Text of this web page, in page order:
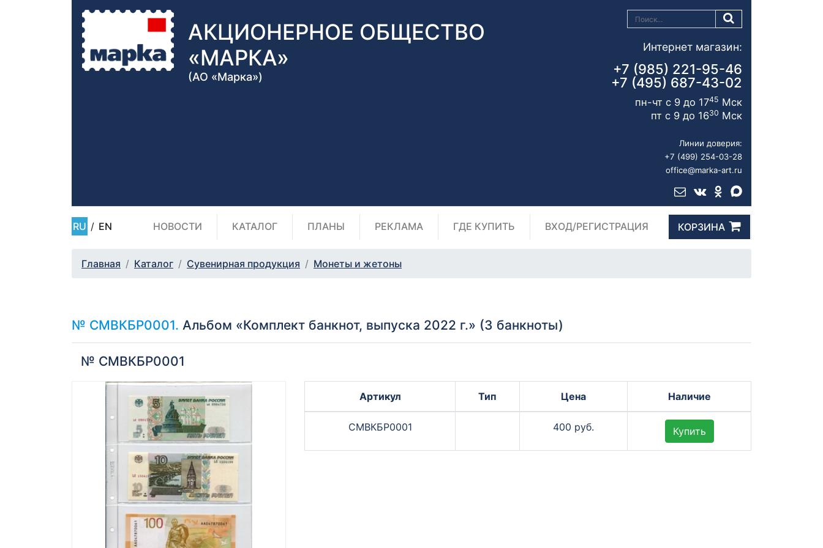
АКЦИОНЕРНОЕ ОБЩЕСТВО
«МАРКА»
(АО «Марка»)
Интернет магазин:
+7 (985) 221-95-46
+7 (495) 687-43-02
пн-чт с 9 до 1745 Мск
пт с 9 до 1630 Мск
Линии доверия:
+7 (499) 254-03-28
office@marka-art.ru
RU / EN НОВОСТИ КАТАЛОГ ПЛАНЫ РЕКЛАМА ГДЕ КУПИТЬ ВХОД/РЕГИСТРАЦИЯ КОРЗИНА
Главная Каталог Сувенирная продукция Монеты и жетоны
№ СМВКБР0001. Альбом «Комплект банкнот, выпуска 2022 г.» (3 банкноты)
№ СМВКБР0001
Артикул Тип Цена Наличие
СМВКБР0001 400 руб. Купить